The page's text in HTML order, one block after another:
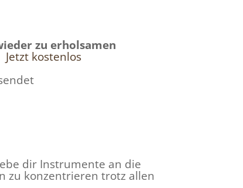
zu erholsamen
Jetzt kostenlos
dir Instrumente an die
zu konzentrieren trotz allen